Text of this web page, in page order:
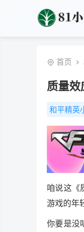
首页
质量
和平精英
咱说这《
游戏的年
你要是没